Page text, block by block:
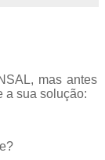
mas antes
a sua solução: